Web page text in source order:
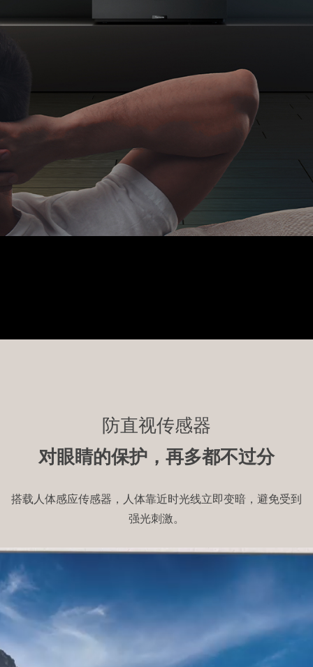
防直视传感器
对眼睛的保护，再多都不过分
搭载人体感应传感器，人体靠近时光线立即变暗，避免受到
强光刺激。